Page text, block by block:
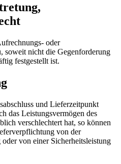
oder
soweit nicht die Gegenforderung
festgestellt ist.
und Lieferzeitpunkt
das Leistungsvermögen des
verschlechtert hat, so können
von der
von einer Sicherheitsleistung